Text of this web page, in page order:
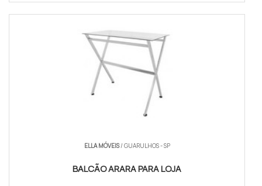
ELLA MÓVEIS/ GUARULHOS - SP
BALCÃO ARARA PARA LOJA